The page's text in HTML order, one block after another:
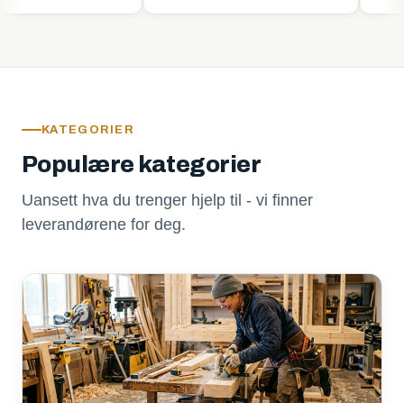
KATEGORIER
Populære kategorier
Uansett hva du trenger hjelp til - vi finner
leverandørene for deg.